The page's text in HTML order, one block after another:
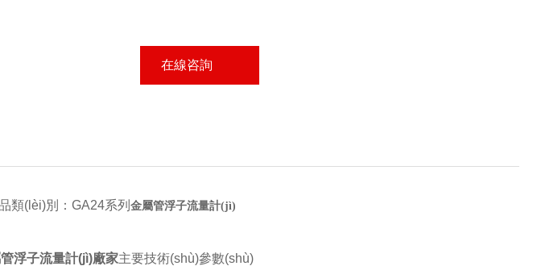
酸、有機(jī)溶劑和其它具有腐蝕性氣體或液體介質(zhì)的
流量檢測(cè)。
在線咨詢
類(lèi)別：GA24系列 金屬管浮子流量計(jì)
浮子流量計(jì)廠家主要技術(shù)參數(shù)